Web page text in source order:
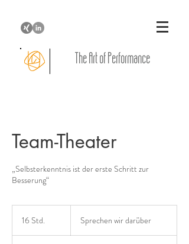
The Art of Performance
Team-Theater
„Selbsterkenntnis ist der erste Schritt zur
Besserung“
16 Std.
darüber
Sprechen wir darüber